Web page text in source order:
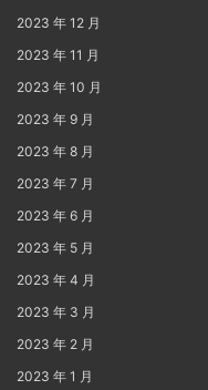
2023 年 12 月
2023 年 11 月
2023 年 10 月
2023 年 9 月
2023 年 8 月
2023 年 7 月
2023 年 6 月
2023 年 5 月
2023 年 4 月
2023 年 3 月
2023 年 2 月
2023 年 1 月